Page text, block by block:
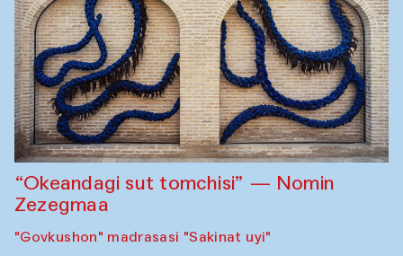
“Okeandagi sut tomchisi” — Nomin
Zezegmaa
"Govkushon" madrasasi "Sakinat uyi"